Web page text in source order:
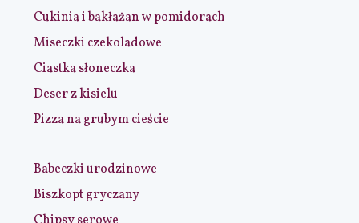
Cukinia i bakłażan w pomidorach
Miseczki czekoladowe
Ciastka słoneczka
Deser z kisielu
Pizza na grubym cieście
Babeczki urodzinowe
Biszkopt gryczany